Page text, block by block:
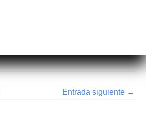
Entrada siguiente →